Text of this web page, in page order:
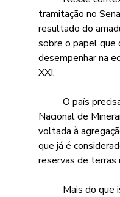
tramitação no
resultado do
sobre o papel que
desempenhar na
XXI.
Nacional de
voltada à
que já é
reservas de terras